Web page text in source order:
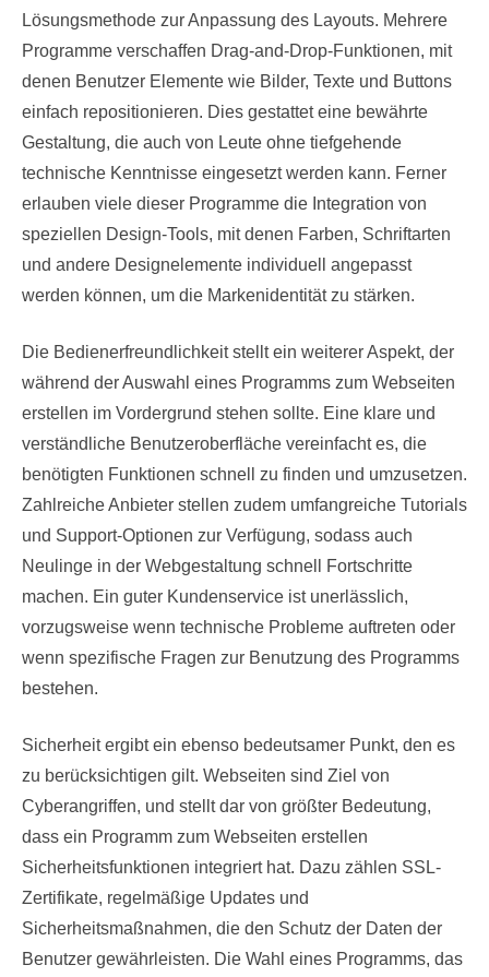
Lösungsmethode zur Anpassung des Layouts. Mehrere
Programme verschaffen Drag-and-Drop-Funktionen, mit
denen Benutzer Elemente wie Bilder, Texte und Buttons
einfach repositionieren. Dies gestattet eine bewährte
Gestaltung, die auch von Leute ohne tiefgehende
technische Kenntnisse eingesetzt werden kann. Ferner
erlauben viele dieser Programme die Integration von
speziellen Design-Tools, mit denen Farben, Schriftarten
und andere Designelemente individuell angepasst
werden können, um die Markenidentität zu stärken.
Die Bedienerfreundlichkeit stellt ein weiterer Aspekt, der
während der Auswahl eines Programms zum Webseiten
erstellen im Vordergrund stehen sollte. Eine klare und
verständliche Benutzeroberfläche vereinfacht es, die
benötigten Funktionen schnell zu finden und umzusetzen.
Zahlreiche Anbieter stellen zudem umfangreiche Tutorials
und Support-Optionen zur Verfügung, sodass auch
Neulinge in der Webgestaltung schnell Fortschritte
machen. Ein guter Kundenservice ist unerlässlich,
vorzugsweise wenn technische Probleme auftreten oder
wenn spezifische Fragen zur Benutzung des Programms
bestehen.
Sicherheit ergibt ein ebenso bedeutsamer Punkt, den es
zu berücksichtigen gilt. Webseiten sind Ziel von
Cyberangriffen, und stellt dar von größter Bedeutung,
dass ein Programm zum Webseiten erstellen
Sicherheitsfunktionen integriert hat. Dazu zählen SSL-
Zertifikate, regelmäßige Updates und
Sicherheitsmaßnahmen, die den Schutz der Daten der
Benutzer gewährleisten. Die Wahl eines Programms, das